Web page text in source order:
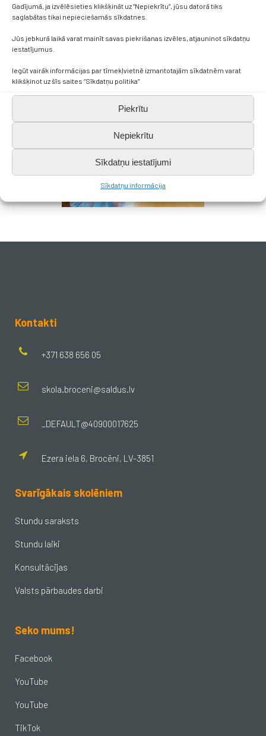
Gadījumā, ja izvēlēsieties klikšķināt uz “Nepiekrītu”, jūsu datorā tiks
saglabātas tikai nepieciešamās sīkdatnes.
Jūs jebkurā laikā varat mainīt savas piekrišanas izvēles, atjauninot sīkdatņu
iestatījumus.
Iegūt vairāk informācijas par tīmekļvietnē izmantotajām sīkdatnēm varat
klikšķinot uz šīs saites “Sīkdatņu politika”
Piekrītu
Nepiekrītu
Sīkdatņu iestatījumi
Sīkdatņu informācija
Kontakti
+371 638 656 05
skola.broceni@saldus.lv
_DEFAULT@40900017625
Ezera iela 6, Brocēni, LV-3851
Svarīgākais skolēniem
Stundu saraksts
Stundu laiki
Konsultācijas
Valsts pārbaudes darbi
Seko mums!
Facebook
YouTube
YouTube
TikTok